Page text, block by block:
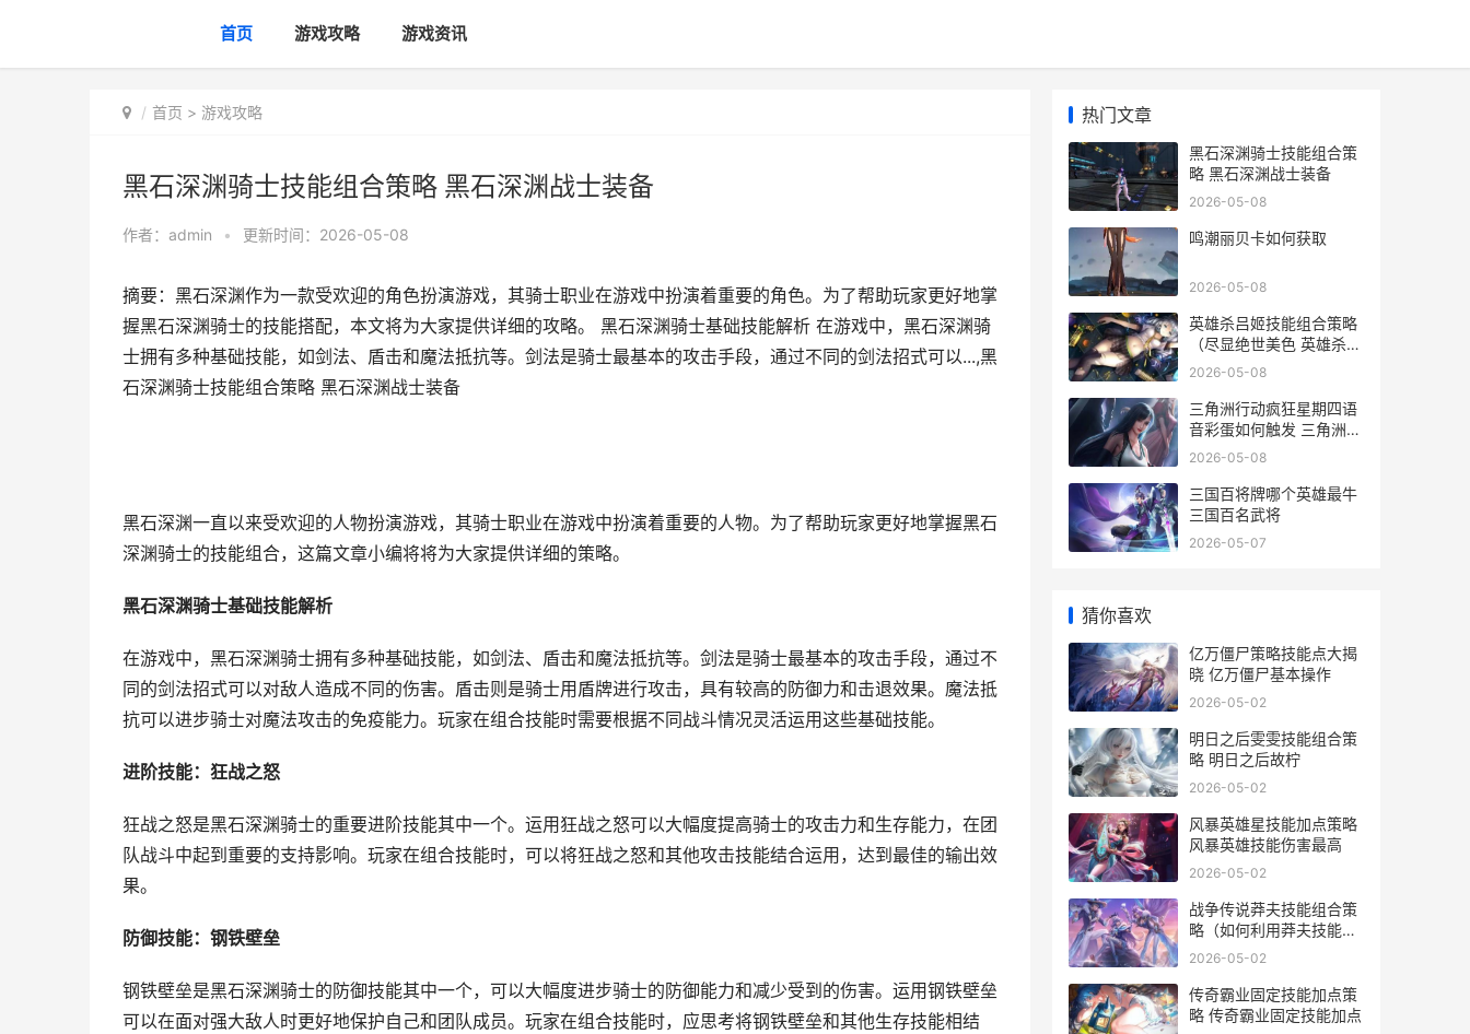
首页 游戏攻略 游戏资讯
首页 > 游戏攻略
黑石深渊骑士技能组合策略 黑石深渊战士装备
作者： admin • 更新时间：2026-05-08
摘要：黑石深渊作为一款受欢迎的角色扮演游戏，其骑士职业在游戏中扮演着重要的角色。为了帮助玩家更好地掌
握黑石深渊骑士的技能搭配，本文将为大家提供详细的攻略。 黑石深渊骑士基础技能解析 在游戏中，黑石深渊骑
士拥有多种基础技能，如剑法、盾击和魔法抵抗等。剑法是骑士最基本的攻击手段，通过不同的剑法招式可以...,黑
石深渊骑士技能组合策略 黑石深渊战士装备
黑石深渊一直以来受欢迎的人物扮演游戏，其骑士职业在游戏中扮演着重要的人物。为了帮助玩家更好地掌握黑石
深渊骑士的技能组合，这篇文章小编将将为大家提供详细的策略。
黑石深渊骑士基础技能解析
在游戏中，黑石深渊骑士拥有多种基础技能，如剑法、盾击和魔法抵抗等。剑法是骑士最基本的攻击手段，通过不
同的剑法招式可以对敌人造成不同的伤害。盾击则是骑士用盾牌进行攻击，具有较高的防御力和击退效果。魔法抵
抗可以进步骑士对魔法攻击的免疫能力。玩家在组合技能时需要根据不同战斗情况灵活运用这些基础技能。
进阶技能：狂战之怒
狂战之怒是黑石深渊骑士的重要进阶技能其中一个。运用狂战之怒可以大幅度提高骑士的攻击力和生存能力，在团
队战斗中起到重要的支持影响。玩家在组合技能时，可以将狂战之怒和其他攻击技能结合运用，达到最佳的输出效
果。
防御技能：钢铁壁垒
钢铁壁垒是黑石深渊骑士的防御技能其中一个，可以大幅度进步骑士的防御能力和减少受到的伤害。运用钢铁壁垒
可以在面对强大敌人时更好地保护自己和团队成员。玩家在组合技能时，应思考将钢铁壁垒和其他生存技能相结
热门文章
黑石深渊骑士技能组合策
略 黑石深渊战士装备
2026-05-08
鸣潮丽贝卡如何获取
2026-05-08
英雄杀吕姬技能组合策略
（尽显绝世美色 英雄杀吕
姬技能介绍
2026-05-08
三角洲行动疯狂星期四语
音彩蛋如何触发 三角洲行
动疯狂地带
2026-05-08
三国百将牌哪个英雄最牛
三国百名武将
2026-05-07
猜你喜欢
亿万僵尸策略技能点大揭
晓 亿万僵尸基本操作
2026-05-02
明日之后雯雯技能组合策
略 明日之后故柠
2026-05-02
风暴英雄星技能加点策略
风暴英雄技能伤害最高
2026-05-02
战争传说莽夫技能组合策
略（如何利用莽夫技能组
合提高战斗力 战争传奇破
2026-05-02
传奇霸业固定技能加点策
略 传奇霸业固定技能加点